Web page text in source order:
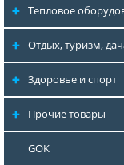
Тепловое
Отдых, туризм,
Здоровье и спорт
Прочие товары
GOK